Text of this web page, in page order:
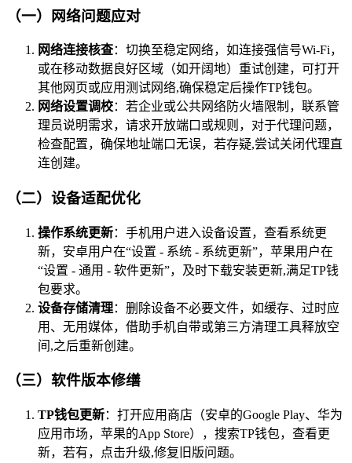
（一）网络问题应对
网络连接核查：切换至稳定网络，如连接强信号Wi-Fi，
或在移动数据良好区域（如开阔地）重试创建，可打开
其他网页或应用测试网络,确保稳定后操作TP钱包。
网络设置调校：若企业或公共网络防火墙限制，联系管
理员说明需求，请求开放端口或规则，对于代理问题，
检查配置，确保地址端口无误，若存疑,尝试关闭代理直
连创建。
（二）设备适配优化
操作系统更新：手机用户进入设备设置，查看系统更
新，安卓用户在“设置 - 系统 - 系统更新”，苹果用户在
“设置 - 通用 - 软件更新”，及时下载安装更新,满足TP钱
包要求。
设备存储清理：删除设备不必要文件，如缓存、过时应
用、无用媒体，借助手机自带或第三方清理工具释放空
间,之后重新创建。
（三）软件版本修缮
TP钱包更新：打开应用商店（安卓的Google Play、华为
应用市场，苹果的App Store），搜索TP钱包，查看更
新，若有，点击升级,修复旧版问题。